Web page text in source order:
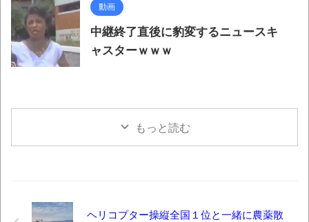
動画
中継終了直後に豹変するニュースキ
ャスターｗｗｗ
もっと読む
ヘリコプター操縦全国１位と一緒に農薬散